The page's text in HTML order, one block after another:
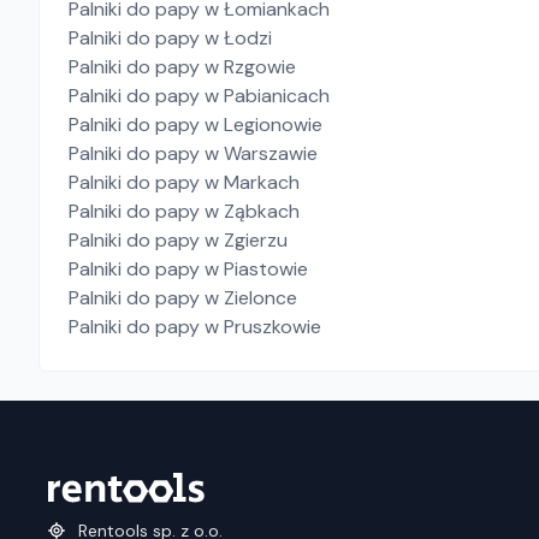
Palniki do papyw Łomiankach
Palniki do papyw Łodzi
Palniki do papyw Rzgowie
Palniki do papyw Pabianicach
Palniki do papyw Legionowie
Palniki do papyw Warszawie
Palniki do papyw Markach
Palniki do papyw Ząbkach
Palniki do papyw Zgierzu
Palniki do papyw Piastowie
Palniki do papyw Zielonce
Palniki do papyw Pruszkowie
Rentools sp. z o.o.